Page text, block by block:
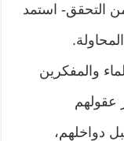
التحقق- استمد
والمفكرين
عقولهم
دواخلهم،